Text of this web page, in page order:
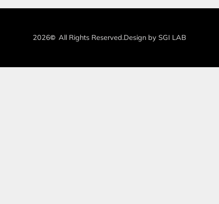
2026 All Rights Reserved.Design by SGI LAB